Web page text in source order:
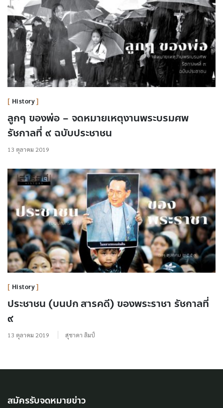
History
ลูกๆ ของพ่อ – จดหมายเหตุงานพระบรมศพ
รัชกาลที่ ๙ ฉบับประชาชน
13 ตุลาคม 2019
History
ประชาชน (บนปก สารคดี) ของพระราชา รัชกาลที่
๙
13 ตุลาคม 2019 สุชาดา ลิมป์
สมัครรับจดหมายข่าว